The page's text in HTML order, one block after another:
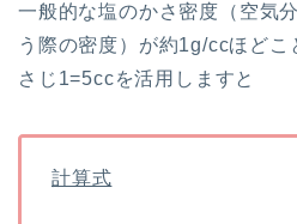
一般的な塩のかさ密度（空気
う際の密度）が約1g/ccほど
さじ1=5ccを活用しますと
計算式